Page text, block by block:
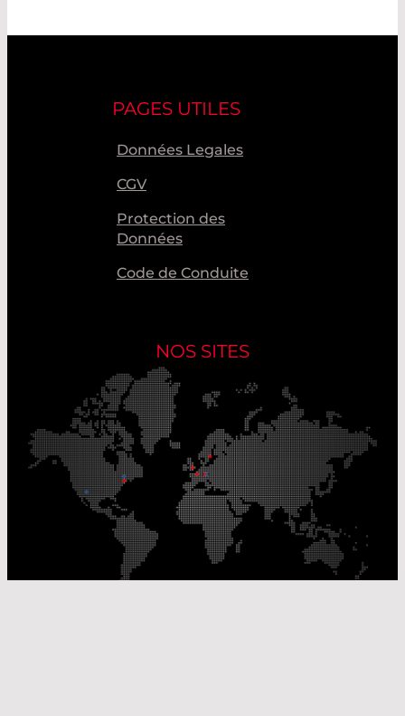
PAGES UTILES
Données Legales
CGV
Protection des
Données
Code de Conduite
NOS SITES